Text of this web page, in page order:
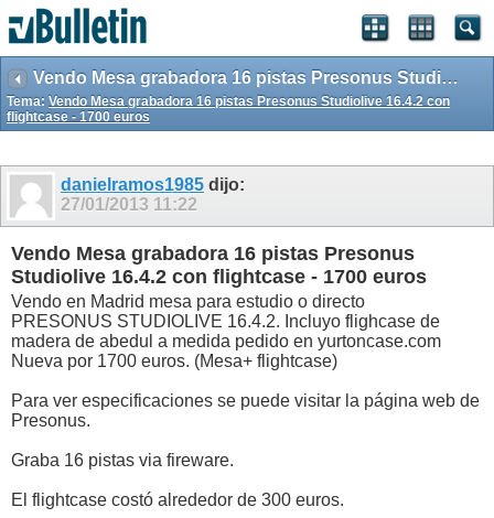
Vendo Mesa grabadora 16 pistas Presonus Studiolive 16.4.2 con flightcase - 1700 euros
Tema: Vendo Mesa grabadora 16 pistas Presonus Studiolive 16.4.2 con
flightcase - 1700 euros
danielramos1985 dijo:
27/01/2013 11:22
Vendo Mesa grabadora 16 pistas Presonus
Studiolive 16.4.2 con flightcase - 1700 euros
Vendo en Madrid mesa para estudio o directo
PRESONUS STUDIOLIVE 16.4.2. Incluyo flighcase de
madera de abedul a medida pedido en yurtoncase.com
Nueva por 1700 euros. (Mesa+ flightcase)
Para ver especificaciones se puede visitar la página web de
Presonus.
Graba 16 pistas via fireware.
El flightcase costó alrededor de 300 euros.